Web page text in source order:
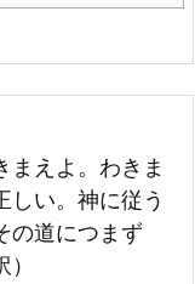
まえよ。わきま
しい。神に従う
の道につまず